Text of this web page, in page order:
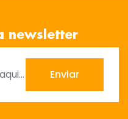
newsletter
Enviar